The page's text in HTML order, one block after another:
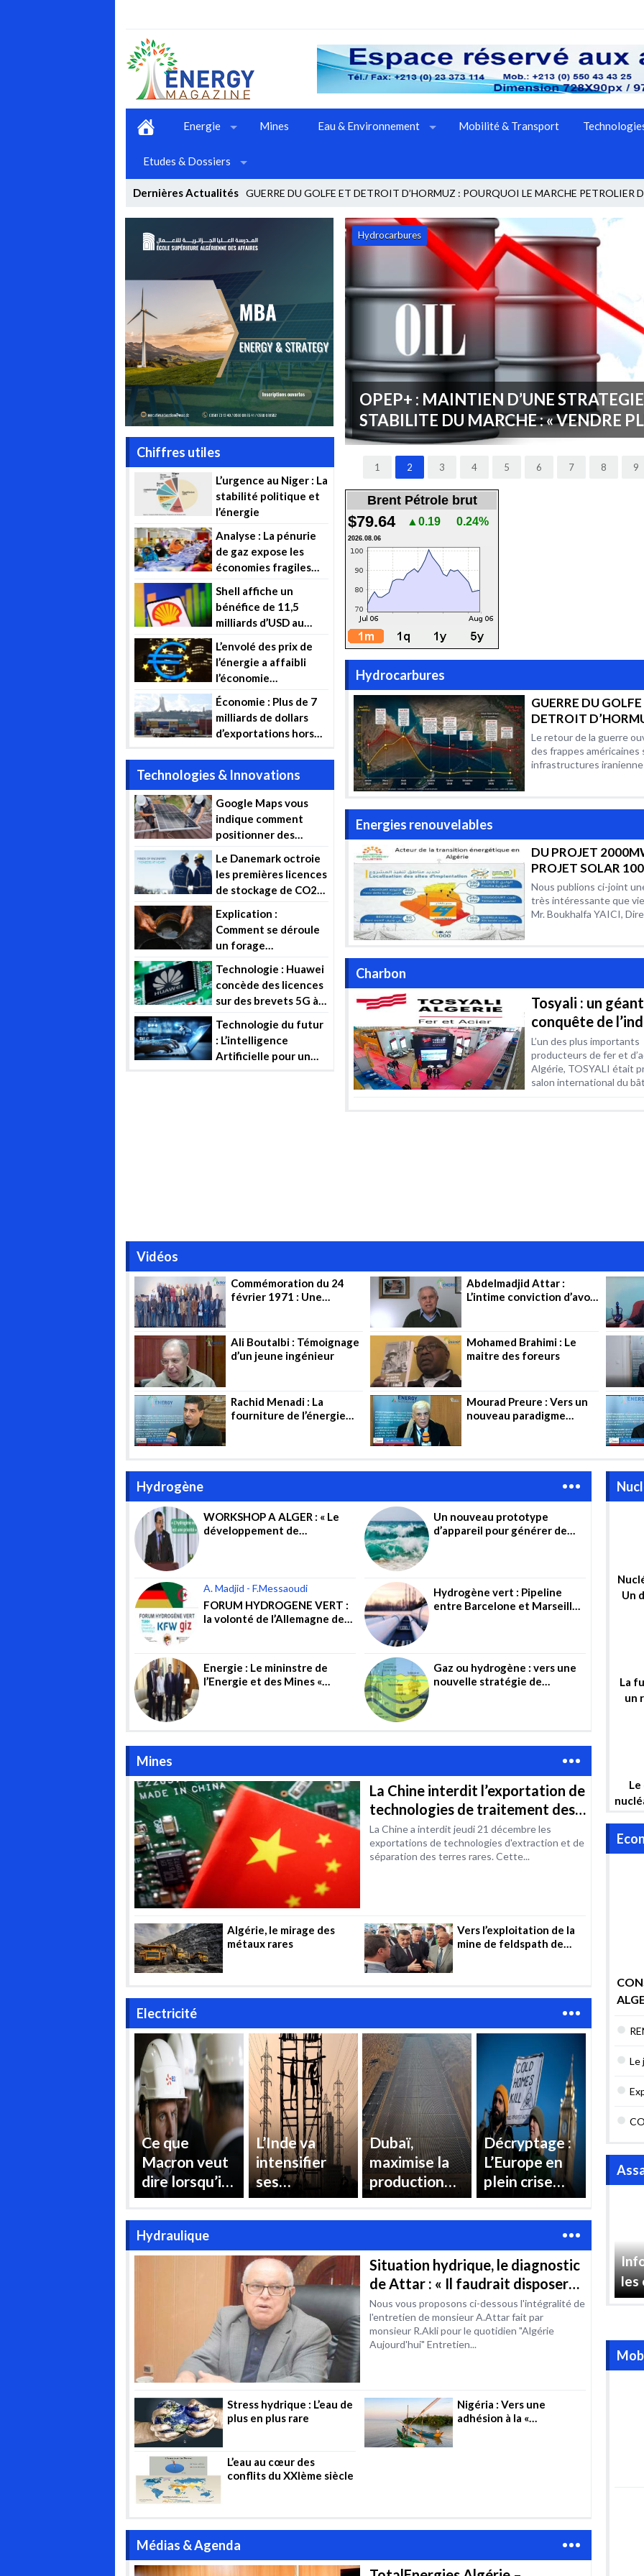
Energie Mines Eau & Environnement Mobilité & Transport
Etudes & Dossiers
Dernières Actualités GUERRE DU GOLFE ET DETROIT D’HORMUZ : POURQUOI LE MARCHE PETROLIER
AUX CONFLI_
Stop
Previous
Next
CONSOMMATION ENERGETIQUE EN
ALGERIE DIAGNOSTIC ACTUEL ET
FUTURS POURQUOI AGIR
Economie d'énergie
1 2 3 4 5 6 7 8 9
Brent Pétrole brut
$79.64 ▲0.19 0.24%
2026.08.06
Hydrocarbures
GUERRE DU
DETROIT
POURQUOI LE
PETROLIER
AUSSI VOLATILE
Le retour de la guerre
des frappes américaines
infrastructures
Energies renouvelables
DU PROJET
PROJET SOLAR
ANALYSE
COMPLEMENTAIRE
Nous publions ci-joint
très intéressante que
Mr. Boukhalfa YAICI,
Charbon
Tosyali : un
conquête de
métallurgique
Algérienne
L’un des plus importants
producteurs de fer et
Algérie, TOSYALI était
salon international du
Chiffres utiles
L’urgence au Niger : La
stabilité politique et
l’énergie
Analyse : La pénurie
de gaz expose les
économies fragiles
d’avantage de
souffrance
Shell affiche un
bénéfice de 11,5
milliards d’USD au
2022
L’envolé des prix de
l’énergie a affaibli
l’économie
européenne
Économie : Plus de 7
milliards de dollars
d’exportations hors
Technologies & Innovations
Google Maps vous
indique comment
positionner des
votre toit
Le Danemark octroie
les premières licences
de stockage de CO2
Explication :
Comment se déroule
un forage
Technologie : Huawei
concède des licences
sur des brevets 5G à
Technologie du futur
: L’intelligence
Artificielle pour un
Vidéos
Commémoration du 24
février 1971 : Une
Abdelmadjid Attar :
L’intime conviction d’avoir
Ali Boutalbi : Témoignage
d’un jeune ingénieur
Mohamed Brahimi : Le
maitre des foreurs
Rachid Menadi : La
fourniture de l’énergie
Mourad Preure : Vers un
nouveau paradigme
Hydrogène
WORKSHOP A ALGER : « Le
développement de
Un nouveau prototype
d’appareil pour générer de
A. Madjid - F.Messaoudi
FORUM HYDROGENE VERT :
la volonté de l’Allemagne de
Hydrogène vert : Pipeline
entre Barcelone et Marseille,
Energie : Le mininstre de
l’Energie et des Mines «
Gaz ou hydrogène : vers une
nouvelle stratégie de
Mines
La Chine interdit l’exportation de
technologies de traitement des
terres rares
La Chine a interdit jeudi 21 décembre les
exportations de technologies d'extraction et de
séparation des terres rares. Cette...
Algérie, le mirage des
métaux rares
Vers l’exploitation de la
mine de feldspath de
Electricité
Ce que
Macron veut
dire lorsqu’il
affirme
vouloir
« reprendre le
contrôle »
L’Inde va
intensifier
ses
importations
de gaz pour
demande
d’électricité
estivale
Dubaï,
maximise la
production
d’électricité
Décryptage :
L’Europe en
plein crise
énergétique
Hydraulique
Situation hydrique, le diagnostic
de Attar : « Il faudrait disposer
de 15 à 18 milliards de m3 / an
d’ici à 2030 »
Nous vous proposons ci-dessous l'intégralité de
l'entretien de monsieur A.Attar fait par
monsieur R.Akli pour le quotidien "Algérie
Aujourd'hui" Entretien...
Stress hydrique : L’eau de
plus en plus rare
Nigéria : Vers une
adhésion à la «
L’eau au cœur des
conflits du XXIème siècle
Médias & Agenda
Un
La
un
Le
les